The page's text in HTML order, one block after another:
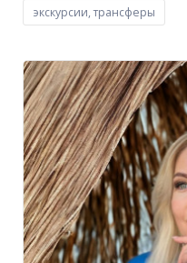
экскурсии, трансферы